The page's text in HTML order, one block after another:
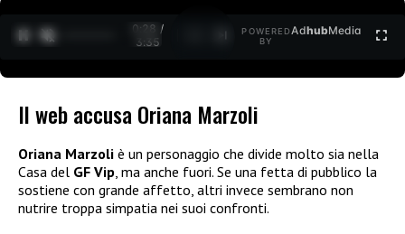
0:30 /
3:35
POWERED
BY
AdhubMedia
Il web accusa Oriana Marzoli
Oriana Marzoli è un personaggio che divide molto sia nella
Casa del GF Vip, ma anche fuori. Se una fetta di pubblico la
sostiene con grande affetto, altri invece sembrano non
nutrire troppa simpatia nei suoi confronti.